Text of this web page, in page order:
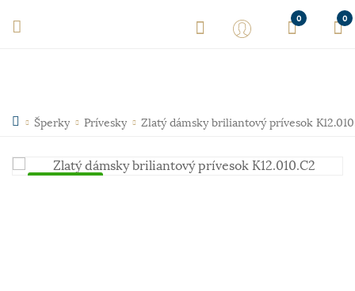
0 0
Šperky Prívesky Zlatý dámsky briliantový prívesok